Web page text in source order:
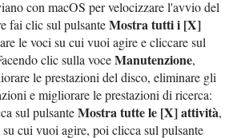
con macOS per velocizzare l'avvio del
fai clic sul pulsanteMostra tutti i [X]
le voci su cui vuoi agire e cliccare sul
clic sulla voceManutenzione,
le prestazioni del disco, eliminare gli
e migliorare le prestazioni di ricerca:
sul pulsanteMostra tutte le [X] attività,
cui vuoi agire, poi clicca sul pulsante